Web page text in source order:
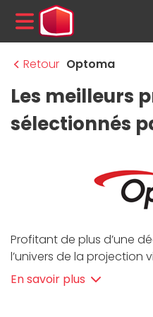
MENU
Retour Optoma
Les meilleurs
sélectionnés
Profitant de plus d’une
l’univers de la projection
aujourd’hui le leader
loin d’être usurpé tant la
En savoir plus